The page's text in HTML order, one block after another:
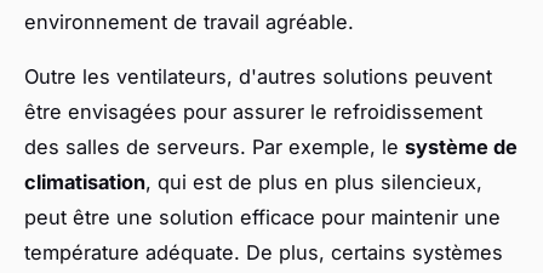
environnement de travail agréable.
Outre les ventilateurs, d'autres solutions peuvent
être envisagées pour assurer le refroidissement
des salles de serveurs. Par exemple, le système de
climatisation, qui est de plus en plus silencieux,
peut être une solution efficace pour maintenir une
température adéquate. De plus, certains systèmes